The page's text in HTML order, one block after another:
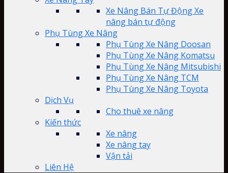
Xe Nâng Bán Tự Động Xe
nâng bán tự động
Phụ Tùng Xe Nâng
Phụ Tùng Xe Nâng Doosan
Phụ Tùng Xe Nâng Komatsu
Phụ Tùng Xe Nâng Mitsubishi
Phụ Tùng Xe Nâng TCM
Phụ Tùng Xe Nâng Toyota
Dịch Vụ
Cho thuê xe nâng
Kiến thức
Xe nâng
Xe nâng tay
Vận tải
Liên Hệ